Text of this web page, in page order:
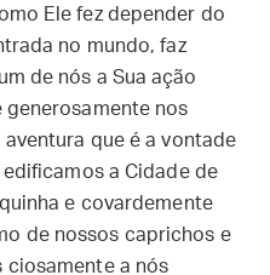
Ele fez depender do
no mundo, faz
de nós a Sua ação
generosamente nos
que é a vontade
a Cidade de
e covardemente
de nossos caprichos e
ciosamente a nós